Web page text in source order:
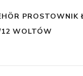
PROSTOWNIK
WOLTÓW